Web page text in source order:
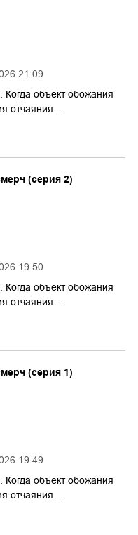
21:09
объект обожания
отчаяния…
19:50
(серия 2)
объект обожания
отчаяния…
19:49
(серия 1)
объект обожания
отчаяния…